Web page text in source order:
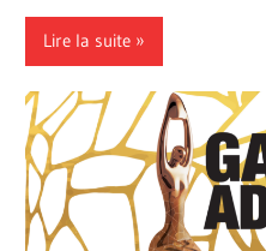
Lire la suite